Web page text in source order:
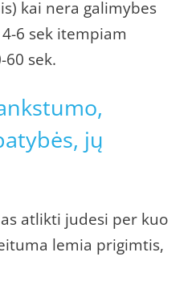
kai nera galimybes
6 sek itempiam
sek.
jų
atlikti judesi per kuo
lemia prigimtis,